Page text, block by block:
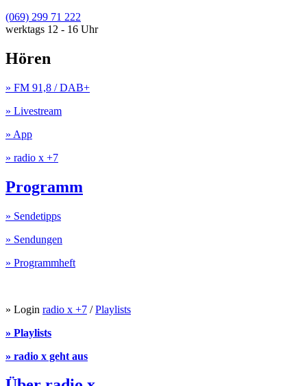
(069) 299 71 222
werktags 12 - 16 Uhr
Hören
» FM 91,8 / DAB+
» Livestream
» App
» radio x +7
Programm
» Sendetipps
» Sendungen
» Programmheft
» Login radio x +7 /Playlists
» Playlists
» radio x geht aus